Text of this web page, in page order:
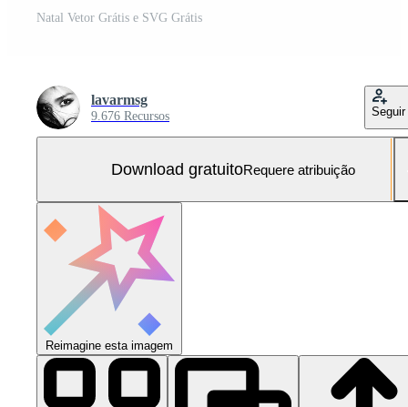
Natal Vetor Grátis e SVG Grátis
lavarmsg
9.676 Recursos Seguir
Download gratuitoRequere atribuição
Reimagine esta imagem